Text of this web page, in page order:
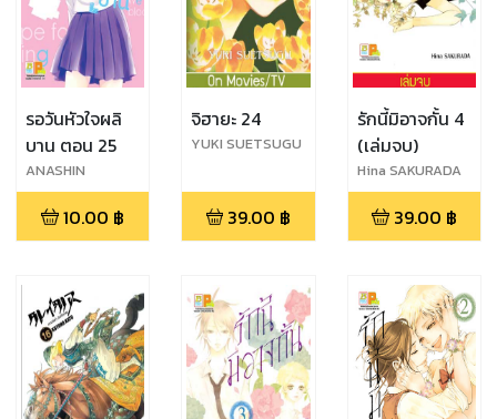
รอวันหัวใจผลิ
บาน ตอน 25
ANASHIN
10.00 ฿
จิฮายะ 24
YUKI SUETSUGU
39.00 ฿
รักนี้มิอาจกั้น 4
(เล่มจบ)
Hina SAKURADA
39.00 ฿